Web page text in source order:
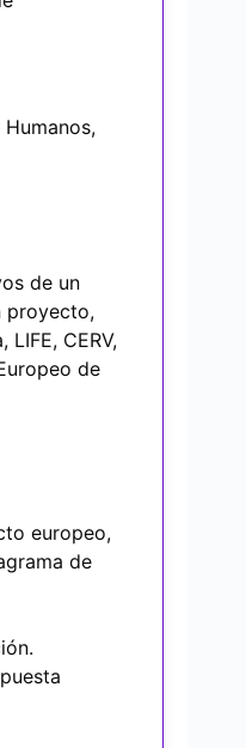
de un
proyecto,
CERV,
de
europeo,
de